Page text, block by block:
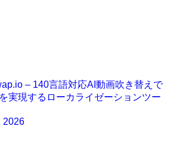
– 140言語対応AI動画吹き替えで
実現するローカライゼーションツー
2026